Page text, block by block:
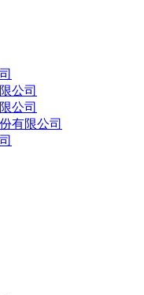
公司
公司
有限公司